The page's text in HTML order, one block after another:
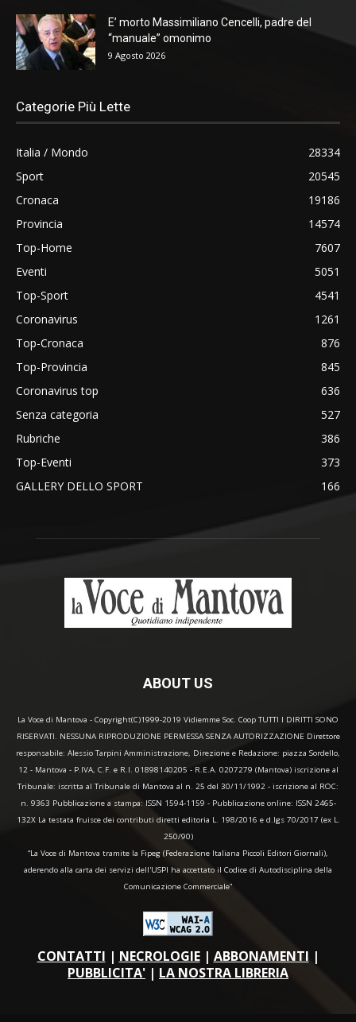
E’ morto Massimiliano Cencelli, padre del
“manuale” omonimo
9 Agosto 2026
Categorie Più Lette
Italia / Mondo
28334
Sport
20545
Cronaca
19186
Provincia
14574
Top-Home
7607
Eventi
5051
Top-Sport
4541
Coronavirus
1261
Top-Cronaca
876
Top-Provincia
845
Coronavirus top
636
Senza categoria
527
Rubriche
386
Top-Eventi
373
GALLERY DELLO SPORT
166
ABOUT US
La Voce di Mantova - Copyright(C)1999-2019 Vidiemme Soc. Coop TUTTI I DIRITTI SONO
RISERVATI. NESSUNA RIPRODUZIONE PERMESSA SENZA AUTORIZZAZIONE Direttore
responsabile: Alessio Tarpini Amministrazione, Direzione e Redazione: piazza Sordello,
12 - Mantova - P.IVA, C.F. e R.I. 01898140205 - R.E.A. 0207279 (Mantova) iscrizione al
Tribunale: iscritta al Tribunale di Mantova al n. 25 del 30/11/1992 - iscrizione al ROC:
n. 9363 Pubblicazione a stampa: ISSN 1594-1159 - Pubblicazione online: ISSN 2465-
132X La testata fruisce dei contributi diretti editoria L. 198/2016 e d.lgs 70/2017 (ex L.
250/90)
“La Voce di Mantova tramite la Fipeg (Federazione Italiana Piccoli Editori Giornali),
aderendo alla carta dei servizi dell'USPI ha accettato il Codice di Autodisciplina della
Comunicazione Commerciale"
CONTATTI | NECROLOGIE| ABBONAMENTI |
PUBBLICITA' | LA NOSTRA LIBRERIA